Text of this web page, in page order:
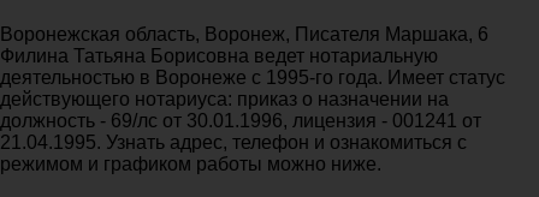
Воронежская область, Воронеж, Писателя Маршака, 6
Филина Татьяна Борисовна ведет нотариальную
деятельностью в Воронеже с 1995-го года. Имеет статус
действующего нотариуса: приказ о назначении на
должность - 69/лс от 30.01.1996, лицензия - 001241 от
21.04.1995. Узнать адрес, телефон и ознакомиться с
режимом и графиком работы можно ниже.